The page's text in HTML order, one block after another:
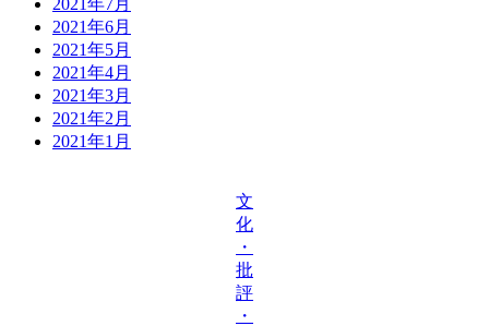
2021年6月
2021年5月
2021年4月
2021年3月
2021年2月
2021年1月
文
化
・
批
評
・